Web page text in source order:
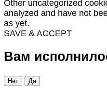
Other uncategorized
analyzed and have not
as yet.
SAVE & ACCEPT
Вам
Нет Да